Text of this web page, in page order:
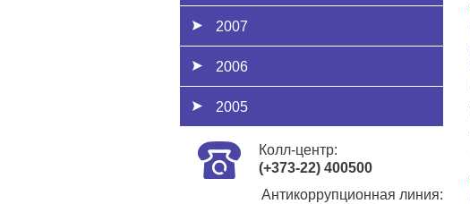
2007
2006
2005
Колл-центр:
(+373-22) 400500
Антикоррупционная линия: